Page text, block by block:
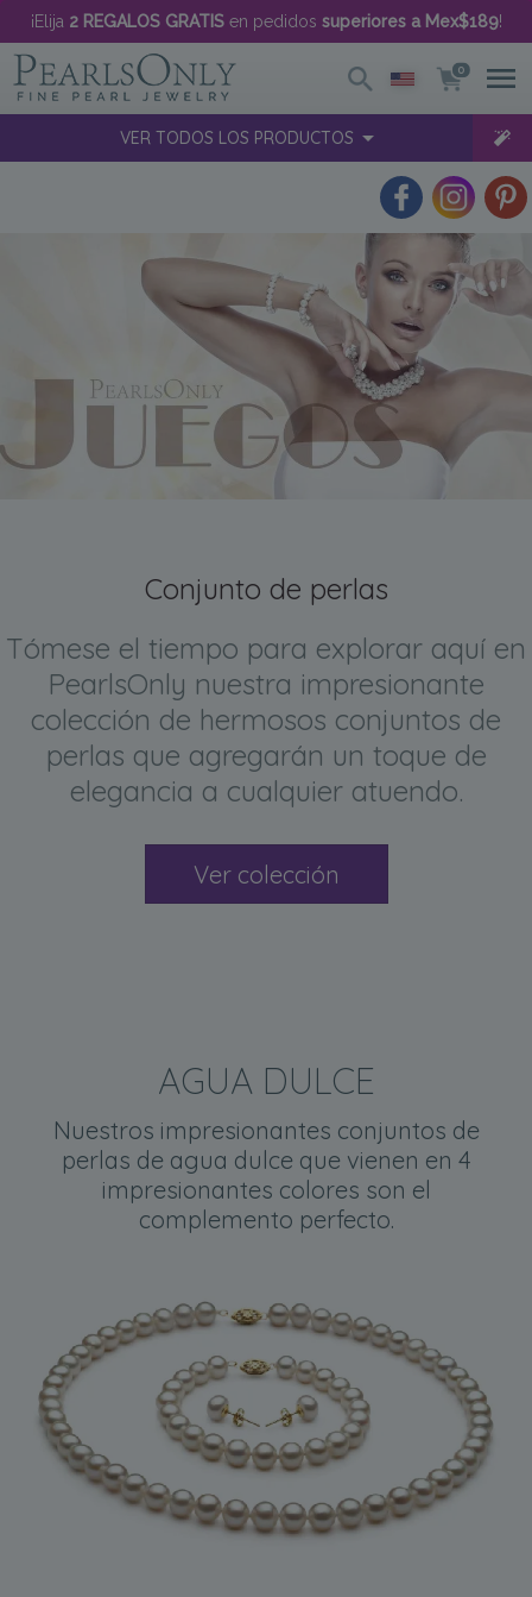
¡Elija 2 REGALOS GRATISen pedidos superiores a Mex$189!
0
VER TODOS LOS PRODUCTOS
Conjunto de perlas
Tómese el tiempo para explorar aquí en
PearlsOnly nuestra impresionante
colección de hermosos conjuntos de
perlas que agregarán un toque de
elegancia a cualquier atuendo.
Ver colección
AGUA DULCE
Nuestros impresionantes conjuntos de
perlas de agua dulce que vienen en 4
impresionantes colores son el
complemento perfecto.